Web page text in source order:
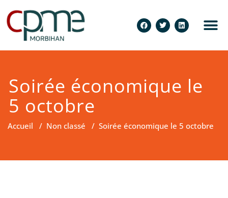
Soirée économique le
5 octobre
Accueil / Non classé / Soirée économique le 5 octobre